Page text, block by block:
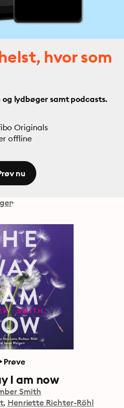
hvor som
og lydbøger samt podcasts.
Originals
offline
nu
Prøve
I am now
Smith
Henriette Richter-Röhl